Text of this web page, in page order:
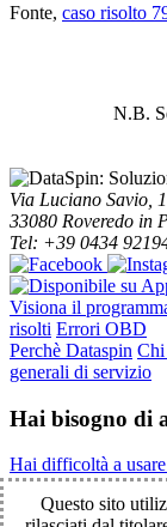
Fonte, caso risolto
N.B.
Via Luciano Savio,
33080 Roveredo in
Tel: +39 0434
Visiona il
risolti Errori OBD
Perchè Dataspin Chi
generali di servizio
Hai bisogno di
Hai difficoltà a
Clicca per la
Questo sito